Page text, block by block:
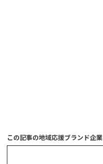
この記事の地域応援ブランド企業